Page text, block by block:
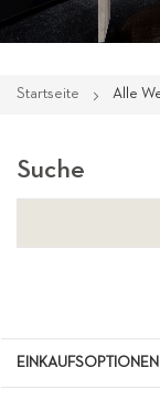
Startseite Alle
Suche
EINKAUFSOPTIONEN